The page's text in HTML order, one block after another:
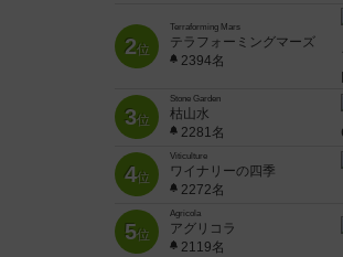
2位
Terraforming Mars
テラフォーミングマーズ
2394名
3位
Stone Garden
枯山水
2281名
4位
Viticulture
ワイナリーの四季
2272名
5位
Agricola
アグリコラ
2119名